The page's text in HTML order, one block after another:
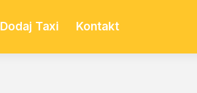
Dodaj Taxi Kontakt